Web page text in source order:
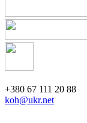
+380 67 111 20 88
koh@ukr.net